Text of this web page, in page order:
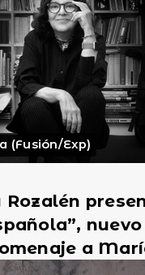
(Fusión/Exp)
Rozalén
a